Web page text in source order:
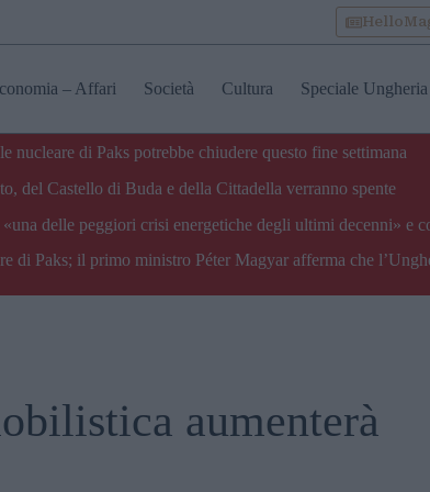
– Affari Società Cultura Speciale Ungheria
nucleare di Paks potrebbe chiudere questo fine settimana
del Castello di Buda e della Cittadella verranno spente
delle peggiori crisi energetiche degli ultimi decenni» e
di Paks; il primo ministro Péter Magyar afferma che
aumenterà